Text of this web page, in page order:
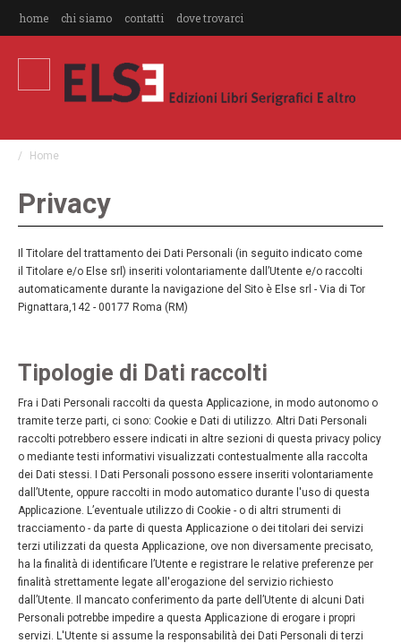
home chi siamo contatti dove trovarci
Home
Privacy
Il Titolare del trattamento dei Dati Personali (in seguito indicato come
il Titolare e/o Else srl) inseriti volontariamente dall’Utente e/o raccolti
automaticamente durante la navigazione del Sito è Else srl - Via di Tor
Pignattara,142 - 00177 Roma (RM)
Tipologie di Dati raccolti
Fra i Dati Personali raccolti da questa Applicazione, in modo autonomo o
tramite terze parti, ci sono: Cookie e Dati di utilizzo. Altri Dati Personali
raccolti potrebbero essere indicati in altre sezioni di questa privacy policy
o mediante testi informativi visualizzati contestualmente alla raccolta
dei Dati stessi. I Dati Personali possono essere inseriti volontariamente
dall’Utente, oppure raccolti in modo automatico durante l'uso di questa
Applicazione. L’eventuale utilizzo di Cookie - o di altri strumenti di
tracciamento - da parte di questa Applicazione o dei titolari dei servizi
terzi utilizzati da questa Applicazione, ove non diversamente precisato,
ha la finalità di identificare l’Utente e registrare le relative preferenze per
finalità strettamente legate all'erogazione del servizio richiesto
dall’Utente. Il mancato conferimento da parte dell’Utente di alcuni Dati
Personali potrebbe impedire a questa Applicazione di erogare i propri
servizi. L'Utente si assume la responsabilità dei Dati Personali di terzi